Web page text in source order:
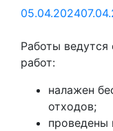
05.04.2024
Работы ведутся
работ:
налажен
отходов;
проведены